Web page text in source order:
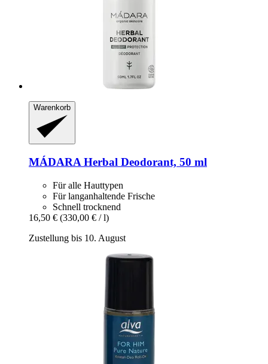
Warenkorb
MÁDARA Herbal Deodorant, 50 ml
Für alle Hauttypen
Für langanhaltende Frische
Schnell trocknend
16,50 € (330,00 € / l)
Zustellung bis 10. August